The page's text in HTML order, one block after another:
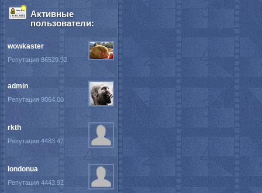
Активные
пользователи:
wowkaster
Репутация 86529.92
admin
Репутация 9064.00
rkth
Репутация 4483.42
londonua
Репутация 4443.92